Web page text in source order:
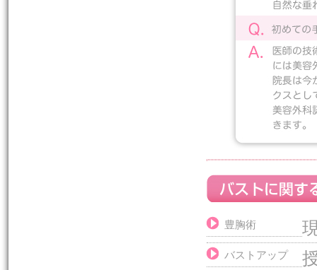
豊胸術
バストアップ